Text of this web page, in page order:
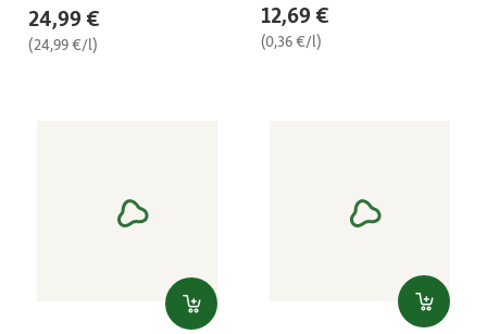
24,99 €
(24,99 €/l)
12,69 €
(0,36 €/l)